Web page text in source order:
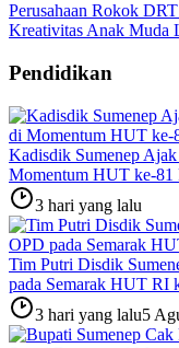
Perusahaan Rokok
Kreativitas Anak Muda
Pendidikan
Kadisdik Sumenep
Momentum HUT ke-81
3 hari yang lalu
Tim Putri Disdik
pada Semarak HUT RI
3 hari yang lalu5